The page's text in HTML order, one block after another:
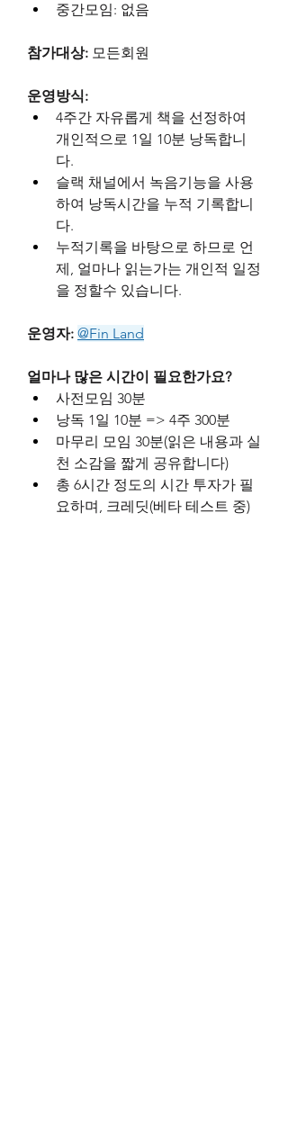
중간모임: 없음
참가대상: 모든회원
운영방식:
4주간 자유롭게 책을 선정하여
개인적으로 1일 10분 낭독합니
다.
슬랙 채널에서 녹음기능을 사용
하여 낭독시간을 누적 기록합니
다.
누적기록을 바탕으로 하므로 언
제, 얼마나 읽는가는 개인적 일정
을 정할수 있습니다.
운영자: @Fin Land
얼마나 많은 시간이 필요한가요?
사전모임 30분
낭독 1일 10분 => 4주 300분
마무리 모임 30분(읽은 내용과 실
천 소감을 짧게 공유합니다)
총 6시간 정도의 시간 투자가 필
요하며, 크레딧(베타 테스트 중)